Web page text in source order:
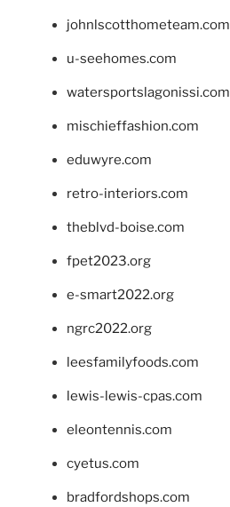
johnlscotthometeam.com
u-seehomes.com
watersportslagonissi.com
mischieffashion.com
eduwyre.com
retro-interiors.com
theblvd-boise.com
fpet2023.org
e-smart2022.org
ngrc2022.org
leesfamilyfoods.com
lewis-lewis-cpas.com
eleontennis.com
cyetus.com
bradfordshops.com